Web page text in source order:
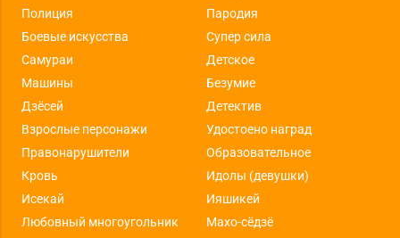
Полиция
Пародия
Боевые искусства
Супер сила
Самураи
Детское
Машины
Безумие
Дзёсей
Детектив
Взрослые персонажи
Удостоено наград
Правонарушители
Образовательное
Кровь
Идолы (девушки)
Исекай
Ияшикей
Любовный многоугольник
Махо-сёдзё